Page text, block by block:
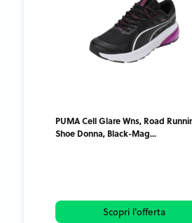
PUMA Cell Glare Wns, Road
Shoe Donna, Black-Mag...
Scopri l'offerta